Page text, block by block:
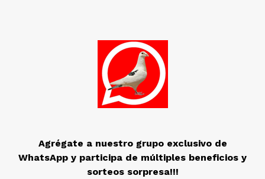
Agrégate a nuestro grupo exclusivo de
WhatsApp y participa de múltiples beneficios y
sorteos sorpresa!!!